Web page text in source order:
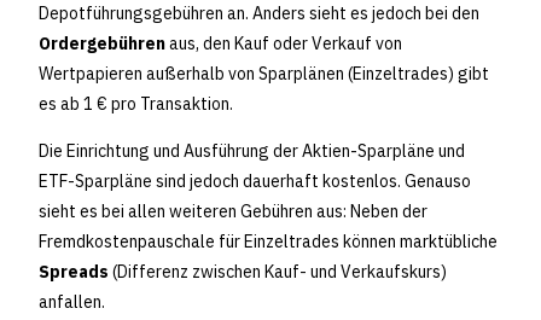
Depotführungsgebühren an. Anders sieht es jedoch bei den
Ordergebührenaus, den Kauf oder Verkauf von
Wertpapieren außerhalb von Sparplänen (Einzeltrades) gibt
es ab 1 € pro Transaktion.
Die Einrichtung und Ausführung der Aktien-Sparpläne und
ETF-Sparpläne sind jedoch dauerhaft kostenlos. Genauso
sieht es bei allen weiteren Gebühren aus: Neben der
Fremdkostenpauschale für Einzeltrades können marktübliche
Spreads (Differenz zwischen Kauf- und Verkaufskurs)
anfallen.